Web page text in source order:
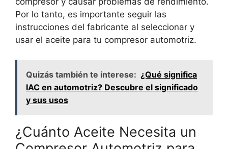
Por lo tanto, es importante seguir las
instrucciones del fabricante al seleccionar y
usar el aceite para tu compresor automotriz.
Quizás también te interese: ¿Qué significa
IAC en automotriz? Descubre el significado
y sus usos
¿Cuánto Aceite Necesita un